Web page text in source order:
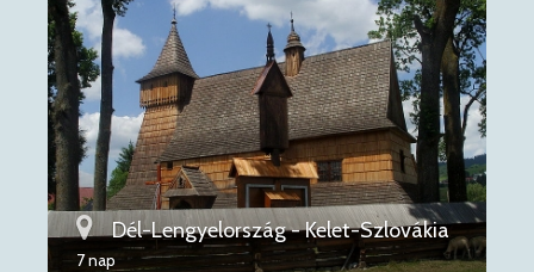
Dél-Lengyelország - Kelet-Szlovákia
7 nap